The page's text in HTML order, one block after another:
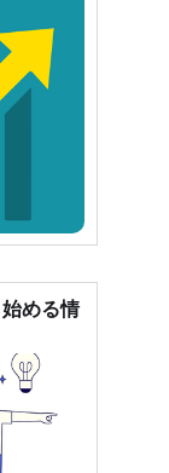
める情